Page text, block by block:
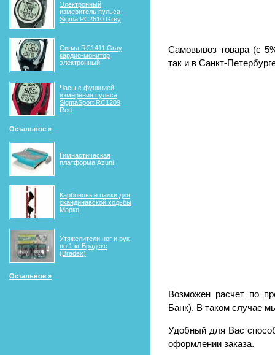
Электронный
измеритель пульса
Sigma PC2510 Grey
Сигма RС1411 Gray
кардио-монитор
электронный
Часы с функцией
измерения пульса
SigmaSport RC1209
Red
Остальное »
Гимнастическая
платформа Azuni
Карбоновые палки для
скандинавской ходьбы
Марко
Утяжелители ног и рук
по 1 кг Брадекс
(Bradex)
Остальное »
Самовывоз товара (с
так и в Санкт-
Возможен расчет по
Банк). В таком случае
Удобный для Вас
оформлении заказа.